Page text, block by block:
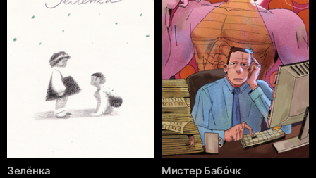
Зелёнка Мистер Бабóчк